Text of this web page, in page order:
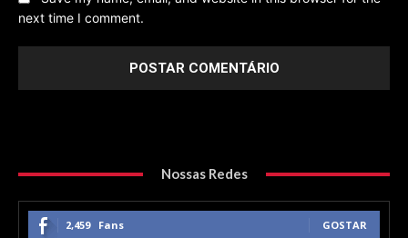
next time I comment.
Nossas Redes
2,459 Fans GOSTAR